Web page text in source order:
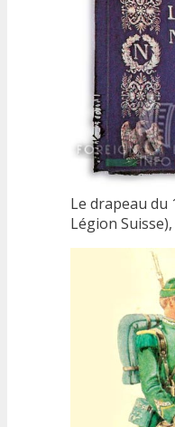
Le drapeau du
Légion